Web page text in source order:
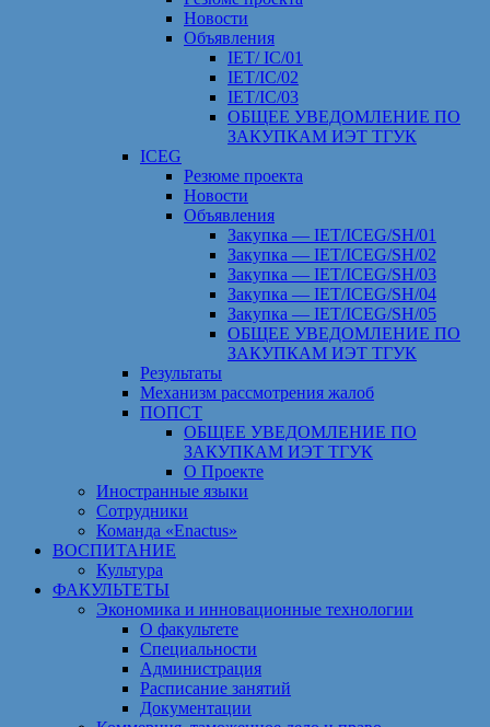
Новости
Объявления
IET/ IC/01
IET/IC/02
IET/IC/03
ОБЩЕЕ УВЕДОМЛЕНИЕ ПО
ЗАКУПКАМ ИЭТ ТГУК
ICEG
Резюме проекта
Новости
Объявления
Закупка — IET/ICEG/SH/01
Закупка — IET/ICEG/SH/02
Закупка — IET/ICEG/SH/03
Закупка — IET/ICEG/SH/04
Закупка — IET/ICEG/SH/05
ОБЩЕЕ УВЕДОМЛЕНИЕ ПО
ЗАКУПКАМ ИЭТ ТГУК
Результаты
Механизм рассмотрения жалоб
ПОПСТ
ОБЩЕЕ УВЕДОМЛЕНИЕ ПО
ЗАКУПКАМ ИЭТ ТГУК
О Проекте
Иностранные языки
Сотрудники
Команда «Enactus»
ВОСПИТАНИЕ
Культура
ФАКУЛЬТЕТЫ
Экономика и инновационные технологии
О факультете
Специальности
Администрация
Расписание занятий
Документации